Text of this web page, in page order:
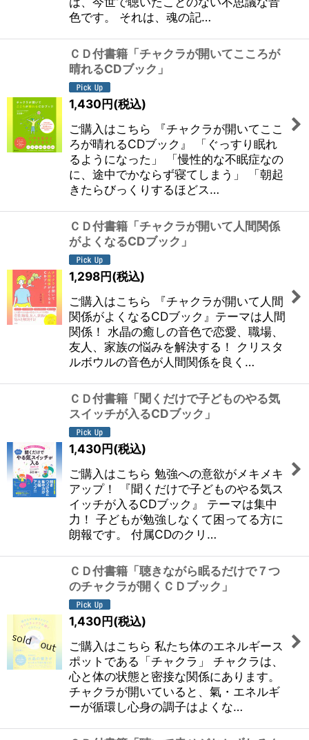
色です。 それは、魂の記…
ＣＤ付書籍「チャクラが開いてこころが
晴れるCDブック」
1,430円(税込)
ご購入はこちら 『チャクラが開いてここ
ろが晴れるCDブック』 「ぐっすり眠れ
るようになった」 「慢性的な不眠症なの
に、途中でかならず寝てしまう」 「朝起
きたらびっくりするほどス…
ＣＤ付書籍「チャクラが開いて人間関係
がよくなるCDブック」
1,298円(税込)
ご購入はこちら 『チャクラが開いて人間
関係がよくなるCDブック』テーマは人間
関係！ 水晶の癒しの音色で恋愛、職場、
友人、家族の悩みを解決する！ クリスタ
ルボウルの音色が人間関係を良く…
ＣＤ付書籍「聞くだけで子どものやる気
スイッチが入るCDブック」
1,430円(税込)
ご購入はこちら 勉強への意欲がメキメキ
アップ！ 『聞くだけで子どものやる気ス
イッチが入るCDブック』 テーマは集中
力！ 子どもが勉強しなくて困ってる方に
朗報です。 付属CDのクリ…
ＣＤ付書籍「聴きながら眠るだけで７つ
のチャクラが開くＣＤブック」
1,430円(税込)
ご購入はこちら 私たち体のエネルギース
ポットである「チャクラ」 チャクラは、
心と体の状態と密接な関係にあります。
チャクラが開いていると、氣・エネルギ
ーが循環し心身の調子はよくな…